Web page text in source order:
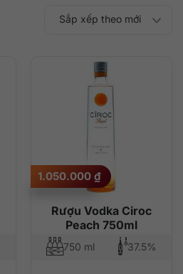
Sắp xếp theo
độ phổ biến
Sắp xếp theo mới
thấp đến cao
cao đến thấp
Rượu Vodka Ciroc
Peach 750ml
1.050.000 ₫
750 ml 37.5%